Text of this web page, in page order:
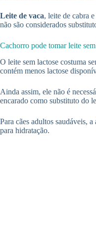
Leite de vaca, leite de cabra
não são considerados
Cachorro pode tomar leite
O leite sem lactose costuma
contém menos lactose
Ainda assim, ele não é
encarado como substituto do
Para cães adultos saudáveis,
para hidratação.